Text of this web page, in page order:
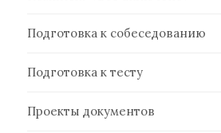
Подготовка к собеседованию
Подготовка к тесту
Проекты документов